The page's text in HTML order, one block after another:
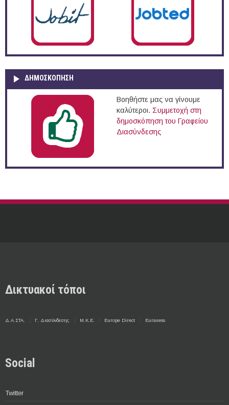
ΔΗΜΟΣΚΌΠΗΣΗ
Βοηθήστε μας να γίνουμε
καλύτεροι. Συμμετοχή στη
δημοσκόπηση του Γραφείου
Διασύνδεσης
Δικτυακοί τόποι
Δ.Α.ΣΤΑ. Γ. Διασύνδεσης Μ.Κ.Ε. Europe Direct Euraxess
Social
Twitter